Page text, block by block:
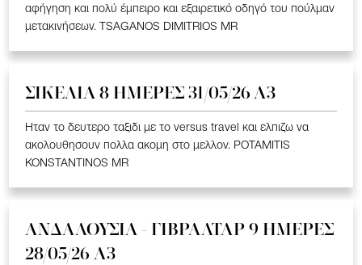
αφήγηση και πολύ έμπειρο και εξαιρετικό οδηγό του πούλμαν
μετακινήσεων. TSAGANOS DIMITRIOS MR
ΣΙΚΕΛΙΑ 8 ΗΜΕΡΕΣ 31/05/26 Α3
Ηταν το δευτερο ταξιδι με το versus travel και ελπιζω να
ακολουθησουν πολλα ακομη στο μελλον. POTAMITIS
KONSTANTINOS MR
ΑΝΔΑΛΟΥΣΙΑ - ΓΙΒΡΑΛΤΑΡ 9 ΗΜΕΡΕΣ
28/05/26 A3